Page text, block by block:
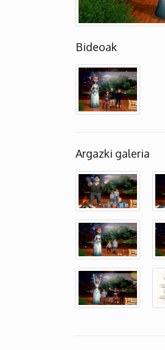
Bideoak
Argazki galeria